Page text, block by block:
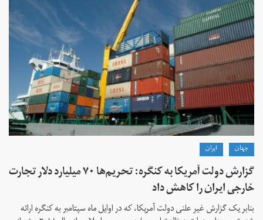
جهان ايران
گزارش دولت آمریکا به کنگره: تحریم‌ها ۷۰ میلیارد دلار تجارت
خارجی ایران را کاهش داد
بنابر یک گزارش غیر علنی دولت آمریکا، که در اوایل ماه سپتامبر به کنگره ارائه